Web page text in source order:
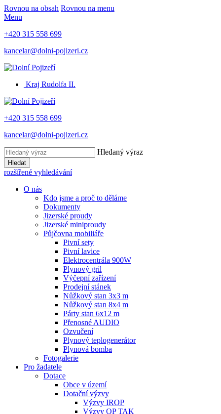
Rovnou na obsah Rovnou na menu
Menu
+420 315 558 699
kancelar@dolni-pojizeri.cz
Kraj Rudolfa II.
+420 315 558 699
kancelar@dolni-pojizeri.cz
Hledaný výraz
Hledat
rozšířené vyhledávání
O nás
Kdo jsme a proč to děláme
Dokumenty
Jizerské proudy
Jizerské miniproudy
Půjčovna mobiliáře
Pivní sety
Pivní lavice
Elektrocentrála 900W
Plynový gril
Výčepní zařízení
Prodejní stánek
Nůžkový stan 3x3 m
Nůžkový stan 8x4 m
Párty stan 6x12 m
Přenosné AUDIO
Ozvučení
Plynový teplogenerátor
Plynová bomba
Fotogalerie
Pro žadatele
Dotace
Obce v území
Dotační výzvy
Výzvy IROP
Výzvy OP TAK